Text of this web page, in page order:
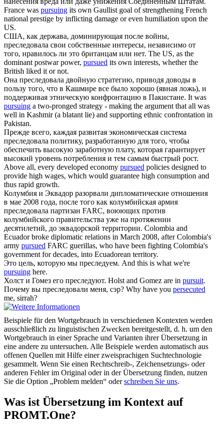
France was pursuing its own Gaullist goal of strengthening French
national prestige by inflicting damage or even humiliation upon the
US.
США, как держава, доминирующая после войны,
преследовала свои собственные интересы, независимо от
того, нравилось ли это британцам или нет. The US, as the
dominant postwar power, pursued its own interests, whether the
British liked it or not.
Она преследовала двойную стратегию, приводя доводы в
пользу того, что в Кашмире все было хорошо (явная ложь), и
поддерживая этническую конфронтацию в Пакистане. It was
pursuing a two-pronged strategy - making the argument that all was
well in Kashmir (a blatant lie) and supporting ethnic confrontation in
Pakistan.
Прежде всего, каждая развитая экономическая система
преследовала политику, разработанную для того, чтобы
обеспечить высокую заработную плату, которая гарантирует
высокий уровень потребления и тем самым быстрый рост.
Above all, every developed economy pursued policies designed to
provide high wages, which would guarantee high consumption and
thus rapid growth.
Колумбия и Эквадор разорвали дипломатические отношения
в мае 2008 года, после того как колумбийская армия
преследовала партизан FARC, воюющих против
колумбийского правительства уже на протяжении
десятилетий, до эквадорской территории. Colombia and
Ecuador broke diplomatic relations in March 2008, after Colombia's
army pursued FARC guerillas, who have been fighting Colombia's
government for decades, into Ecuadorean territory.
Это цель, которую мы преследуем. And this is what we're
pursuing here.
Холст и Гомез его преследуют. Holst and Gomez are in pursuit.
Почему вы преследовали меня, сэр? Why have you persecuted
me, sirrah?
Beispiele für den Wortgebrauch in verschiedenen Kontexten werden
ausschließlich zu linguistischen Zwecken bereitgestellt, d. h. um den
Wortgebrauch in einer Sprache und Varianten ihrer Übersetzung in
eine andere zu untersuchen. Alle Beispiele werden automatisch aus
offenen Quellen mit Hilfe einer zweisprachigen Suchtechnologie
gesammelt. Wenn Sie einen Rechtschreib-, Zeichensetzungs- oder
anderen Fehler im Original oder in der Übersetzung finden, nutzen
Sie die Option „Problem melden“ oderschreiben Sie uns.
Was ist Übersetzung im Kontext auf
PROMT.One?